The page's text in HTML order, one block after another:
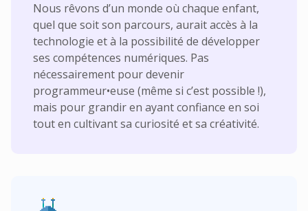
Nous rêvons d’un monde où chaque enfant,
quel que soit son parcours, aurait accès à la
technologie et à la possibilité de développer
ses compétences numériques. Pas
nécessairement pour devenir
programmeur•euse (même si c’est possible !),
mais pour grandir en ayant confiance en soi
tout en cultivant sa curiosité et sa créativité.